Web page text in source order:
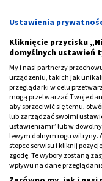
Rozrost
Zespół objawów
łagodnego
współistnienia
powiększenie
Ustawienia
Kliknięcie przycisku
domyślnych ustawień
My i nasi partnerzy
urządzeniu, takich jak
przeglądarki w celu
mogą przetwarzać Twoje
aby sprzeciwić się temu,
lub zarządzać swoimi
ustawieniami” lub w
lewym dolnym rogu witryny.
stopce serwisu i kliknij
zgodę. Te wybory zostaną
wpływu na dane